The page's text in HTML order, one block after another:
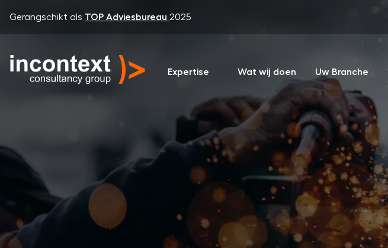
Gerangschikt als TOP Adviesbureau 2025
Expertise Wat wij doen Uw Branche